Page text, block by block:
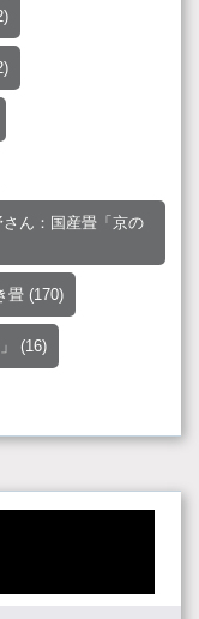
ん：国産畳「京の
畳 (170)
(16)